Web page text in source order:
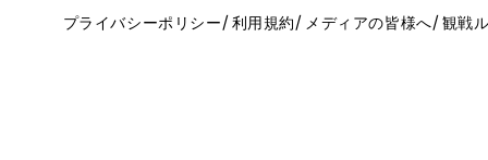
プライバシーポリシー 利用規約 メディアの皆様へ 観戦